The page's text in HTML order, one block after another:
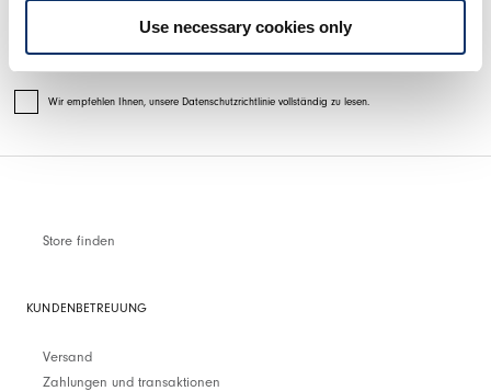
Use necessary cookies only
Wir empfehlen Ihnen, unsere Datenschutzrichtlinie vollständig zu lesen.
Store finden
KUNDENBETREUUNG
Versand
Zahlungen und transaktionen